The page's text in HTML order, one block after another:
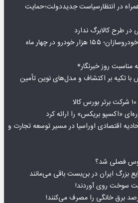
در انتظارسیاست جدیددولت؛حمایت
طرح کالابرگ ندارد
افت ۳۴ درصدی فروش خودروسازان؛ ۱۵۵ هزار خودرو در چهار ماه
مناسبت روز خبرنگار*
تکیه بر اکتشاف و مدل‌های نوین تأمین
«اکسپو بریکس» را ارائه کرد
اقتصادی اوراسیا در مسیر توسعه تجارت و
فصلی شد؟
بزرگ ایران در بن‌بست باقی می‌مانند
سوخت روی آوردند!